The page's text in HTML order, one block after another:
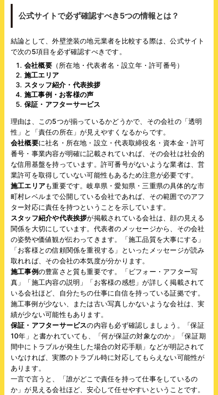
公式サイトで必ず確認すべき5つの情報とは？
結論として、外壁塗装の地元業者を比較する際は、公式サイト
で次の5項目を必ず確認すべきです。
会社概要（所在地・代表者名・設立年・許可番号）
施工エリア
スタッフ紹介・代表挨拶
施工事例・お客様の声
保証・アフターサービス
理由は、この5つが揃っているかどうかで、その会社の「透明
性」と「責任の所在」が見えやすくなるからです。
会社概要に社名・所在地・設立・代表取締役名・資本金・許可
番号・事業内容が明確に記載されていれば、その会社は社会的
な信用基盤を持っています。許可番号がないような業者は、営
業許可を取得していない可能性もあるため注意が必要です。
施工エリアも重要です。岐阜県・愛知県・三重県の具体的な市
町村レベルまで公開している会社であれば、その範囲でのアフ
ター対応に責任を持つということを示しています。
スタッフ紹介や代表挨拶が掲載されている会社は、顔の見える
関係を大切にしています。代表者のメッセージから、その会社
の姿勢や価値観が伝わってきます。「施工品質を大事にする」
「お客様との信頼関係を重視する」といったメッセージが読み
取れれば、その会社の本気度が分かります。
施工事例の豊富さと質も重要です。「ビフォー・アフター写
真」「施工内容の説明」「お客様の感想」が詳しく掲載されて
いる会社ほど、自分たちの仕事に自信を持っている証拠です。
施工事例が少ない、または古い写真しかないような会社は、実
績が少ない可能性もあります。
保証・アフターサービスの内容も必ず確認しましょう。「保証
10年」と書かれていても、「何が保証の対象なのか」「保証期
間中にトラブルが発生した場合の対応手順」などが明記されて
いなければ、実際のトラブル時に対応してもらえない可能性が
あります。
一言で言うと、「誰がどこで責任を持って仕事をしているの
か」が見える会社ほど、安心して任せやすいということです。